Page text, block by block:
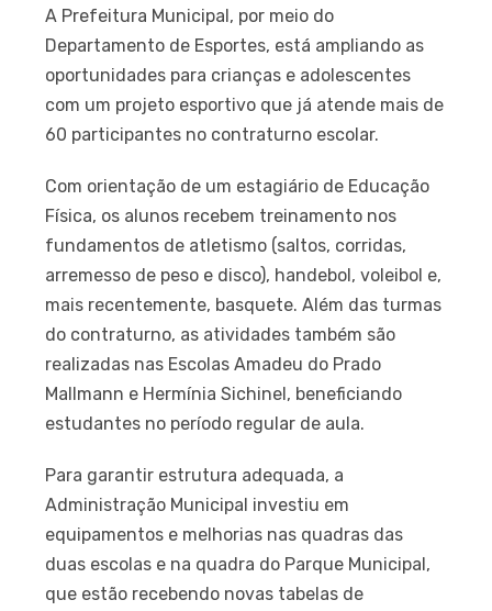
A Prefeitura Municipal, por meio do
Departamento de Esportes, está ampliando as
oportunidades para crianças e adolescentes
com um projeto esportivo que já atende mais de
60 participantes no contraturno escolar.
Com orientação de um estagiário de Educação
Física, os alunos recebem treinamento nos
fundamentos de atletismo (saltos, corridas,
arremesso de peso e disco), handebol, voleibol e,
mais recentemente, basquete. Além das turmas
do contraturno, as atividades também são
realizadas nas Escolas Amadeu do Prado
Mallmann e Hermínia Sichinel, beneficiando
estudantes no período regular de aula.
Para garantir estrutura adequada, a
Administração Municipal investiu em
equipamentos e melhorias nas quadras das
duas escolas e na quadra do Parque Municipal,
que estão recebendo novas tabelas de